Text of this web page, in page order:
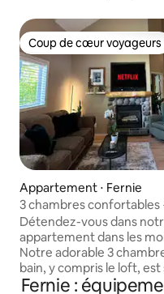
Coup de cœur voyageurs
Coup de cœur voyageurs
Appartement ⋅ Fernie
3 chambres confortables
complètes avec loft | À 5
Hill et de la ville ! | Vue sur
360° !
Détendez-vous dans
appartement dans les
Notre adorable 3
bain, y compris le loft,
comprend toutes les
Fernie :